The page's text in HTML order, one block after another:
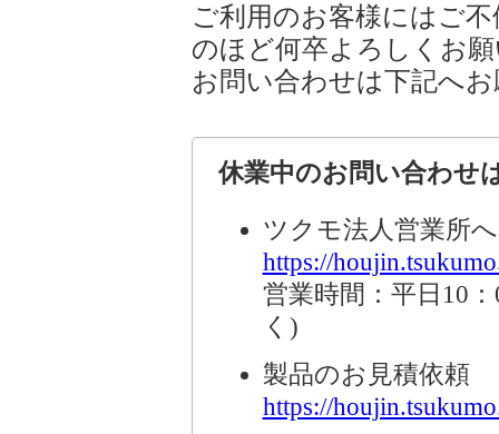
ご利用のお客様にはご
のほど何卒よろしくお
お問い合わせは下記へ
休業中のお問い合わせ
ツクモ法人営業所
https://
営業時間：平日10
く)
製品のお見積依頼
https://